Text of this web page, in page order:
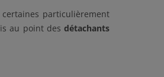
particulièrement
au point des détachants